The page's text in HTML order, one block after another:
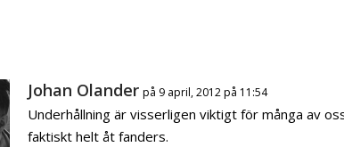
Johan Olander på 9 april, 2012 på 11:54
Underhållning är visserligen viktigt för många av
faktiskt helt åt fanders.